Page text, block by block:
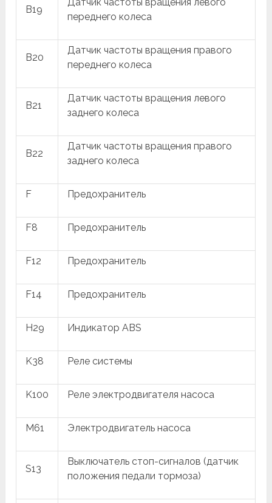
B19
переднего колеса
B20
Датчик частоты вращения правого
переднего колеса
B21
Датчик частоты вращения левого
заднего колеса
B22
Датчик частоты вращения правого
заднего колеса
F Предохранитель
F8 Предохранитель
F12 Предохранитель
F14 Предохранитель
H29 Индикатор ABS
K38 Реле системы
K100 Реле электродвигателя насоса
M61 Электродвигатель насоса
S13
Выключатель стоп-сигналов (датчик
положения педали тормоза)